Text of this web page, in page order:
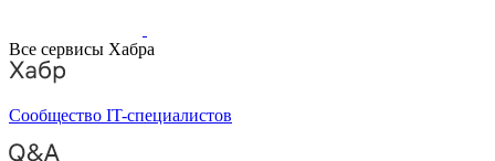
Все сервисы Хабра
Сообщество IT-специалистов